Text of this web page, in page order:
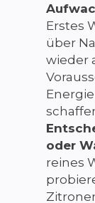
Erstes
über
wieder
oder
reines